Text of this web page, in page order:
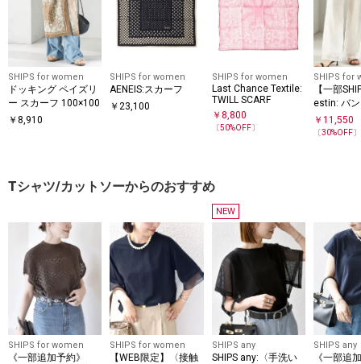
SHIPS for women
ドッキング ペイズリ
ー スカーフ 100×100
￥ 8,910
SHIPS for women
AENEIS:スカーフ
￥23,100
SHIPS for women
Last Chance Textile:
TWILL SCARF
￥ 8,800
〔50%OFF〕
SHIPS for
【一部
estin: バ
90×90
￥11,550
〔30%OFF〕
Tシャツ/カットソーからのおすすめ
SHIPS for women
《一部追加予約》
SHIPS for women
【WEB限定】〈接触
NEW
SHIPS any
SHIPS any:〈手洗い
SHIPS any
《一部追